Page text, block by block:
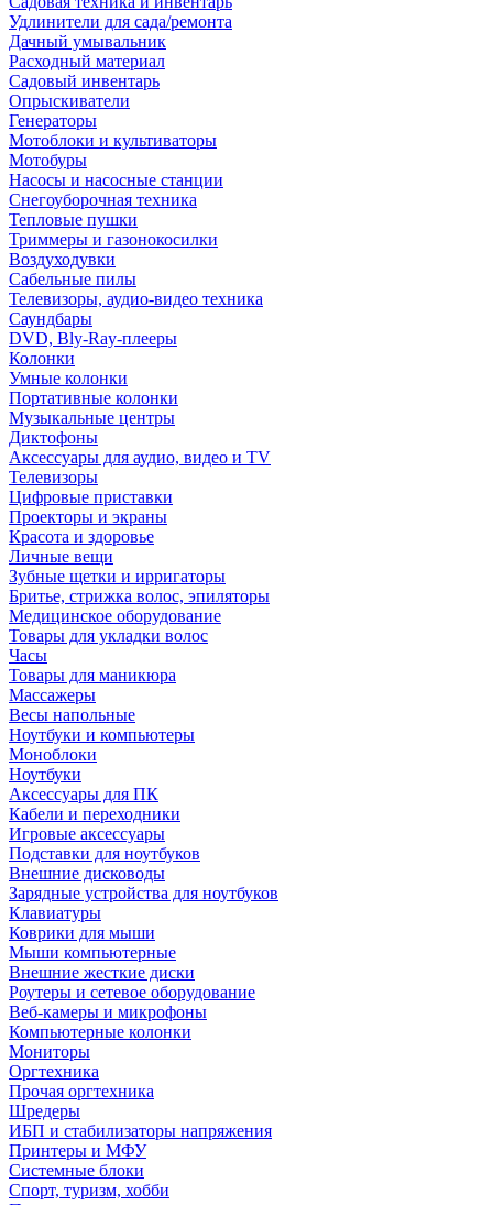
Удлинители для сада/ремонта
Дачный умывальник
Расходный материал
Садовый инвентарь
Опрыскиватели
Генераторы
Мотоблоки и культиваторы
Мотобуры
Насосы и насосные станции
Снегоуборочная техника
Тепловые пушки
Триммеры и газонокосилки
Воздуходувки
Сабельные пилы
Телевизоры, аудио-видео техника
Саундбары
DVD, Bly-Ray-плееры
Колонки
Умные колонки
Портативные колонки
Музыкальные центры
Диктофоны
Аксессуары для аудио, видео и TV
Телевизоры
Цифровые приставки
Проекторы и экраны
Красота и здоровье
Личные вещи
Зубные щетки и ирригаторы
Бритье, стрижка волос, эпиляторы
Медицинское оборудование
Товары для укладки волос
Часы
Товары для маникюра
Массажеры
Весы напольные
Ноутбуки и компьютеры
Моноблоки
Ноутбуки
Аксессуары для ПК
Кабели и переходники
Игровые аксессуары
Подставки для ноутбуков
Внешние дисководы
Зарядные устройства для ноутбуков
Клавиатуры
Коврики для мыши
Мыши компьютерные
Внешние жесткие диски
Роутеры и сетевое оборудование
Веб-камеры и микрофоны
Компьютерные колонки
Мониторы
Оргтехника
Прочая оргтехника
Шредеры
ИБП и стабилизаторы напряжения
Принтеры и МФУ
Системные блоки
Спорт, туризм, хобби